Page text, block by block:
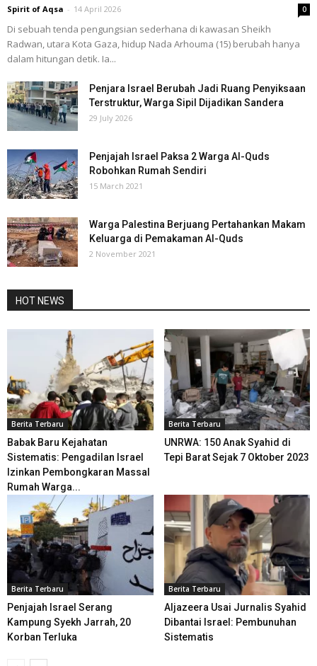
Spirit of Aqsa - 14 April 2026 0
Di sebuah tenda pengungsian sederhana di kawasan Sheikh
Radwan, utara Kota Gaza, hidup Nada Arhouma (15) berubah hanya
dalam hitungan detik. Ia...
Penjara Israel Berubah Jadi Ruang Penyiksaan
Terstruktur, Warga Sipil Dijadikan Sandera
29 July 2026
Penjajah Israel Paksa 2 Warga Al-Quds
Robohkan Rumah Sendiri
15 March 2021
Warga Palestina Berjuang Pertahankan Makam
Keluarga di Pemakaman Al-Quds
2 November 2021
HOT NEWS
Berita Terbaru
Babak Baru Kejahatan
Sistematis: Pengadilan Israel
Izinkan Pembongkaran Massal
Rumah Warga...
Berita Terbaru
UNRWA: 150 Anak Syahid di
Tepi Barat Sejak 7 Oktober 2023
Berita Terbaru
Penjajah Israel Serang
Kampung Syekh Jarrah, 20
Korban Terluka
Berita Terbaru
Aljazeera Usai Jurnalis Syahid
Dibantai Israel: Pembunuhan
Sistematis